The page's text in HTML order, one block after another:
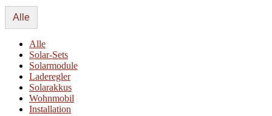
Alle
Alle
Solar-Sets
Solarmodule
Laderegler
Solarakkus
Wohnmobil
Installation